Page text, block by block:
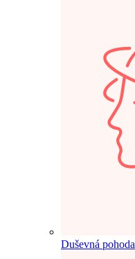
Duševná pohoda